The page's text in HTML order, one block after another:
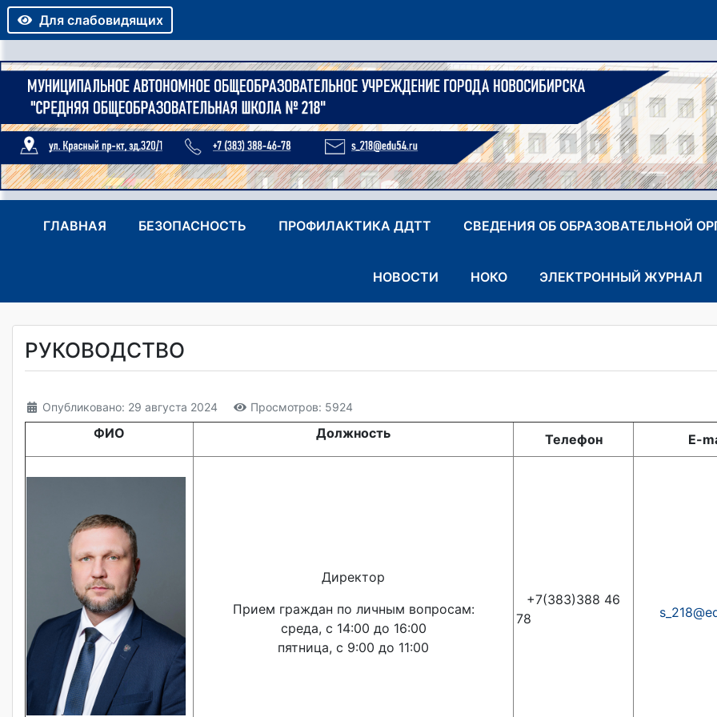
Для слабовидящих
ГЛАВНАЯ БЕЗОПАСНОСТЬ ПРОФИЛАКТИКА ДДТТ СВЕДЕНИЯ ОБ ОБРАЗОВАТЕЛЬНОЙ
НОВОСТИ НОКО ЭЛЕКТРОННЫЙ ЖУРНАЛ
РУКОВОДСТВО
Опубликовано: 29 августа 2024 Просмотров: 5924
ФИО Должность Телефон E-
Директор
Прием граждан по личным вопросам:
среда, с 14:00 до 16:00
пятница, с 9:00 до 11:00
+7(383)388 46
78